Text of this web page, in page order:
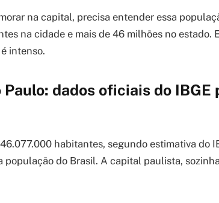
na capital, precisa entender essa
na cidade e mais de 46 milhões no estado.
intenso.
Paulo: dados oficiais do
habitantes, segundo estimativa do
população do Brasil. A capital paulista,